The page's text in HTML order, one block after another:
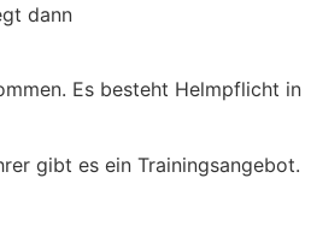
dann
Es besteht Helmpflicht in
gibt es ein Trainingsangebot.